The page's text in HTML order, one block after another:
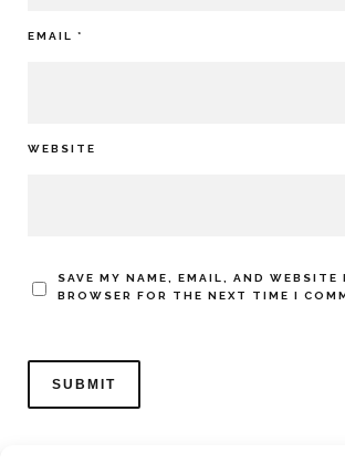
EMAIL *
WEBSITE
SAVE MY NAME, EMAIL, AND WEBSITE
BROWSER FOR THE NEXT TIME I